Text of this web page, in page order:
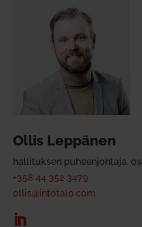
Ollis Lep­pänen
hal­li­tuksen puheen­johtaja,
+358 44 352 3479
ollis@intotalo.com